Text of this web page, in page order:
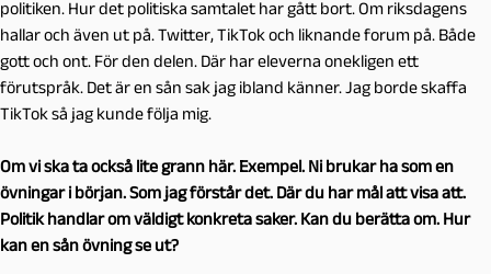
politiken. Hur det politiska samtalet har gått bort. Om riksdagens
hallar och även ut på. Twitter, TikTok och liknande forum på. Både
gott och ont. För den delen. Där har eleverna onekligen ett
förutspråk. Det är en sån sak jag ibland känner. Jag borde skaffa
TikTok så jag kunde följa mig.
Om vi ska ta också lite grann här. Exempel. Ni brukar ha som en
övningar i början. Som jag förstår det. Där du har mål att visa att.
Politik handlar om väldigt konkreta saker. Kan du berätta om. Hur
kan en sån övning se ut?